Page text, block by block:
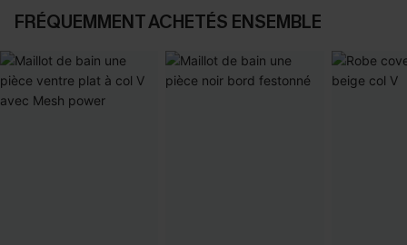
FRÉQUEMMENT ACHETÉS ENSEMBLE